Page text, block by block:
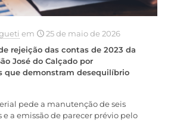
em
25 de maio de 2026
rejeição das contas de 2023 da
José do Calçado por
que demonstram desequilíbrio
pede a manutenção de seis
a emissão de parecer prévio pelo